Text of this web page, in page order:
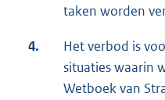
taken worden
4.
Het verbod is
situaties waarin
Wetboek van